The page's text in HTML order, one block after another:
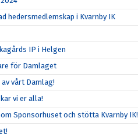
hedersmedlemskap i Kvarnby IK
IP i Helgen
för Damlaget
vårt Damlag!
vi er alla!
Sponsorhuset och stötta Kvarnby IK!